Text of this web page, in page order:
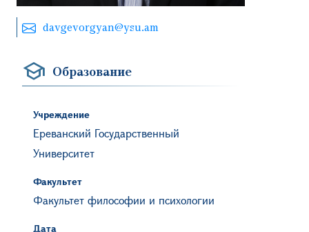
davgevorgyan@ysu.am
Образование
Учреждение
Ереванский Государственный
Университет
Факультет
Факультет философии и психологии
Дата